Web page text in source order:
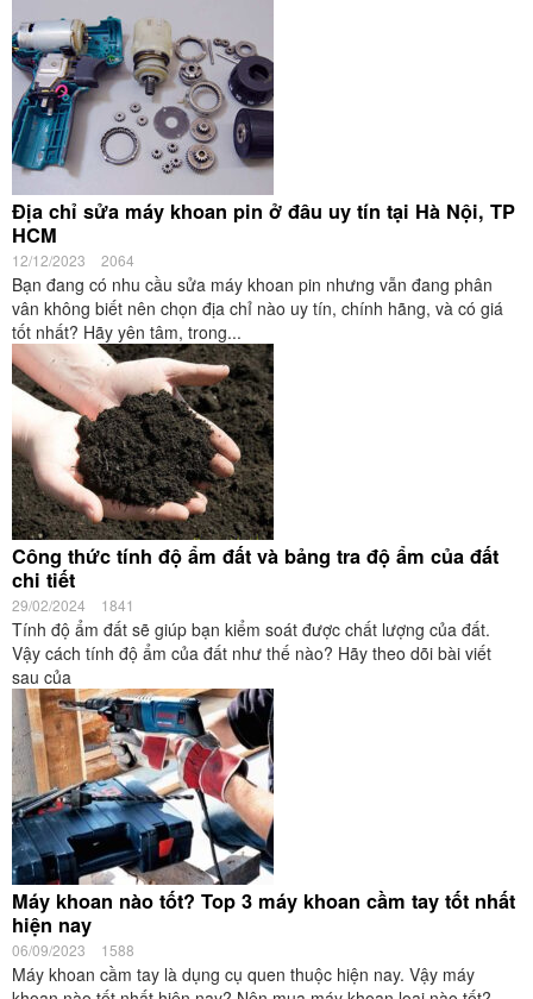
Địa chỉ sửa máy khoan pin ở đâu uy tín tại Hà Nội, TP
HCM
12/12/2023 2064
Bạn đang có nhu cầu sửa máy khoan pin nhưng vẫn đang phân
vân không biết nên chọn địa chỉ nào uy tín, chính hãng, và có giá
tốt nhất? Hãy yên tâm, trong...
Công thức tính độ ẩm đất và bảng tra độ ẩm của đất
chi tiết
29/02/2024 1841
Tính độ ẩm đất sẽ giúp bạn kiểm soát được chất lượng của đất.
Vậy cách tính độ ẩm của đất như thế nào? Hãy theo dõi bài viết
sau của
Máy khoan nào tốt? Top 3 máy khoan cầm tay tốt nhất
hiện nay
06/09/2023 1588
Máy khoan cầm tay là dụng cụ quen thuộc hiện nay. Vậy máy